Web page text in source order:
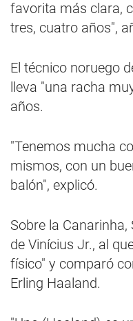
favorita más clara,
tres, cuatro años",
El técnico noruego
lleva "una racha
años.
"Tenemos mucha
mismos, con un
balón", explicó.
Sobre la
de Vinícius Jr., al
físico" y comparó
Erling Haaland.